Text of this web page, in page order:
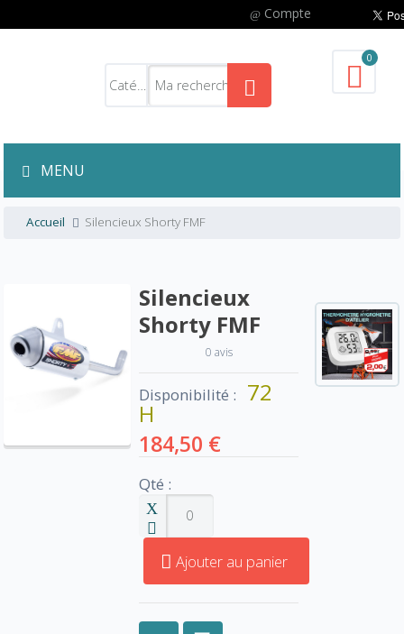
Compte
0
MENU
Accueil Silencieux Shorty FMF
Silencieux
Shorty FMF
0 avis
Disponibilité : 72
H
184,50 €
Qté :
Ajouter au panier